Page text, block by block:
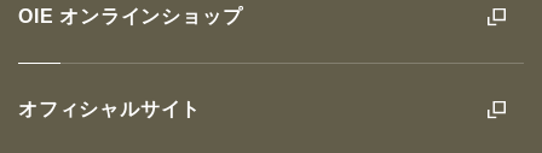
OIE オンラインショップ
オフィシャルサイト